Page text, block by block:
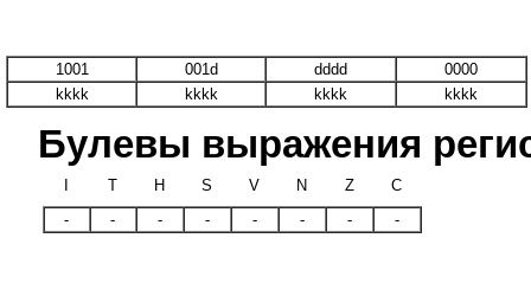
1001 001d dddd
0000
kkkk
kkkk kkkk kkkk
Булевы выражения
T H S V N Z
C
-
- - - - - - -